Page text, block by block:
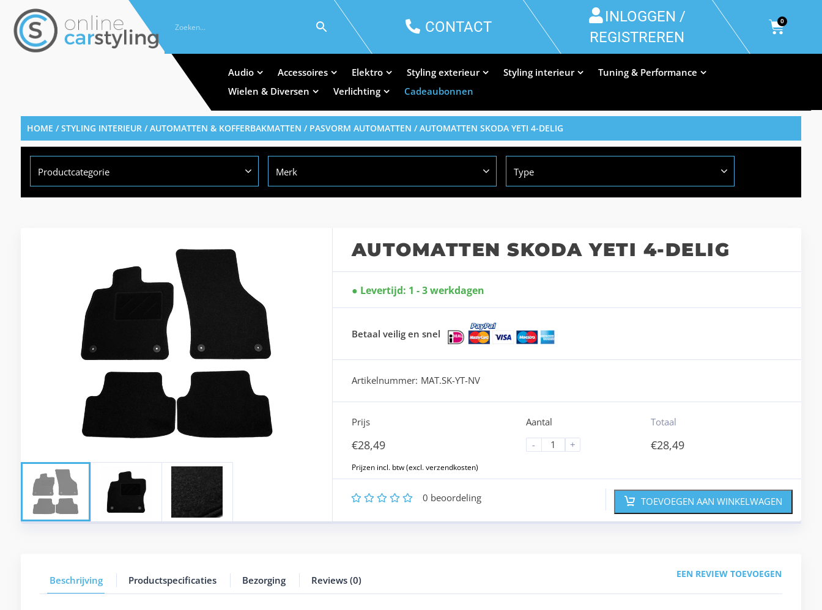
CONTACT
INLOGGEN /
REGISTREREN
0
Audio Accessoires Elektro Styling exterieur Styling interieur
Tuning & Performance
Wielen & Diversen
Verlichting Cadeaubonnen
HOME /STYLING INTERIEUR/AUTOMATTEN & KOFFERBAKMATTEN / PASVORM AUTOMATTEN / AUTOMATTEN SKODA YETI 4-DELIG
Productcategorie Merk Type
AUTOMATTEN SKODA YETI 4-DELIG
Levertijd: 1 - 3 werkdagen
Betaal veilig en snel
Artikelnummer: MAT.SK-YT-NV
Prijs
€28,49
Aantal
-
+
Totaal
€28,49
5
4
3
2 0 beoordeling TOEVOEGEN AAN WINKELWAGEN
Beschrijving Productspecificaties Bezorging Reviews (0)
EEN REVIEW TOEVOEGEN